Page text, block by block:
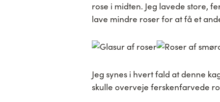
rose i midten. Jeg lavede store,
lave mindre roser for at få et
Jeg synes i hvert fald at denne
skulle overveje ferskenfarvede